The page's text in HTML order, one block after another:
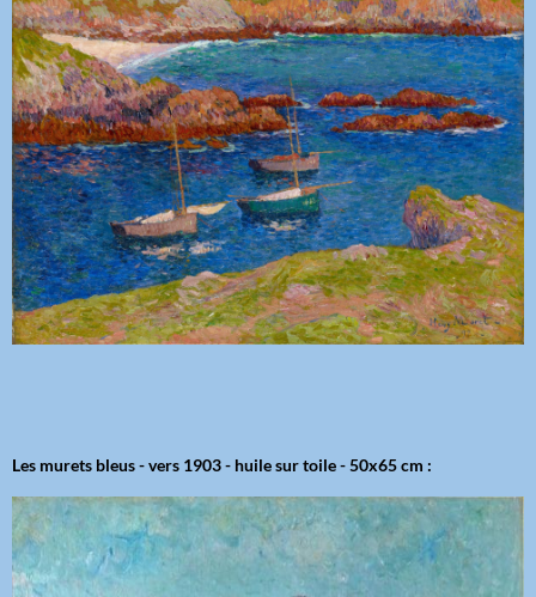
Les murets bleus - vers 1903 - huile sur toile - 50x65 cm :